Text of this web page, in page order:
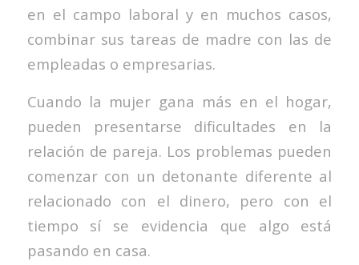
en el campo laboral y en muchos casos,
combinar sus tareas de madre con las de
empleadas o empresarias.
Cuando la mujer gana más en el hogar,
pueden presentarse dificultades en la
relación de pareja. Los problemas pueden
comenzar con un detonante diferente al
relacionado con el dinero, pero con el
tiempo sí se evidencia que algo está
pasando en casa.